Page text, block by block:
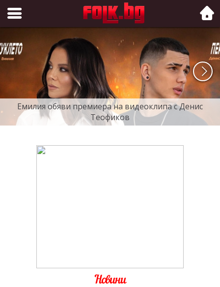
Folk.bg
Емилия обяви премиера на видеоклипа с Денис
Теофиков
Новини